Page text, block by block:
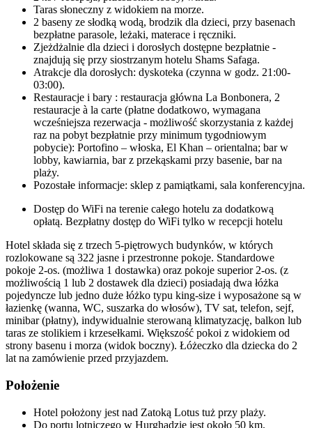
Taras słoneczny z widokiem na morze.
2 baseny ze słodką wodą, brodzik dla dzieci, przy basenach
bezpłatne parasole, leżaki, materace i ręczniki.
Zjeżdżalnie dla dzieci i dorosłych dostępne bezpłatnie -
znajdują się przy siostrzanym hotelu Shams Safaga.
Atrakcje dla dorosłych: dyskoteka (czynna w godz. 21:00-
03:00).
Restauracje i bary : restauracja główna La Bonbonera, 2
restauracje à la carte (płatne dodatkowo, wymagana
wcześniejsza rezerwacja - możliwość skorzystania z każdej
raz na pobyt bezpłatnie przy minimum tygodniowym
pobycie): Portofino – włoska, El Khan – orientalna; bar w
lobby, kawiarnia, bar z przekąskami przy basenie, bar na
plaży.
Pozostałe informacje: sklep z pamiątkami, sala konferencyjna.
Dostęp do WiFi na terenie całego hotelu za dodatkową
opłatą. Bezpłatny dostęp do WiFi tylko w recepcji hotelu
Hotel składa się z trzech 5-piętrowych budynków, w których
rozlokowane są 322 jasne i przestronne pokoje. Standardowe
pokoje 2-os. (możliwa 1 dostawka) oraz pokoje superior 2-os. (z
możliwością 1 lub 2 dostawek dla dzieci) posiadają dwa łóżka
pojedyncze lub jedno duże łóżko typu king-size i wyposażone są w
łazienkę (wanna, WC, suszarka do włosów), TV sat, telefon, sejf,
minibar (płatny), indywidualnie sterowaną klimatyzację, balkon lub
taras ze stolikiem i krzesełkami. Większość pokoi z widokiem od
strony basenu i morza (widok boczny). Łóżeczko dla dziecka do 2
lat na zamówienie przed przyjazdem.
Położenie
Hotel położony jest nad Zatoką Lotus tuż przy plaży.
Do portu lotniczego w Hurghadzie jest około 50 km.